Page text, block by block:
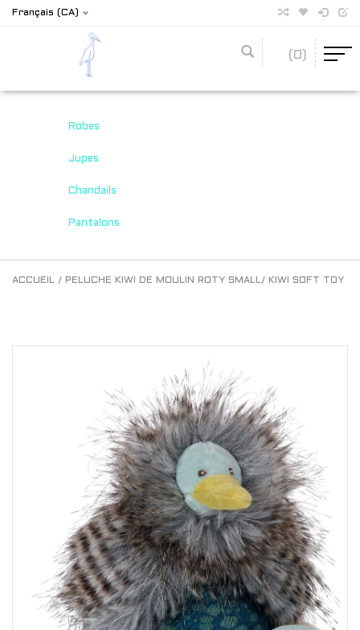
Français (CA)
(0)
Robes
Jupes
Chandails
Pantalons
ACCUEIL / PELUCHE KIWI DE MOULIN ROTY SMALL/ KIWI SOFT TOY